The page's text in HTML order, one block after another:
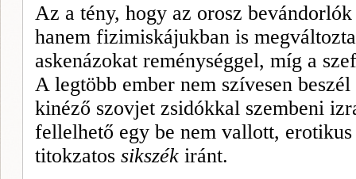
Az a tény, hogy az orosz
hanem fizimiskájukban is
askenázokat reménységgel, míg a
A legtöbb ember nem szíve­sen
kinéző szovjet zsidók­kal szembeni
fellelhető egy be nem vallott, erotikus
titokzatos sikszék iránt.